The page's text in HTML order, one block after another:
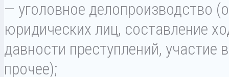
— уголовное делопроизводство
юридических лиц, составление
давности преступлений, участие
прочее);